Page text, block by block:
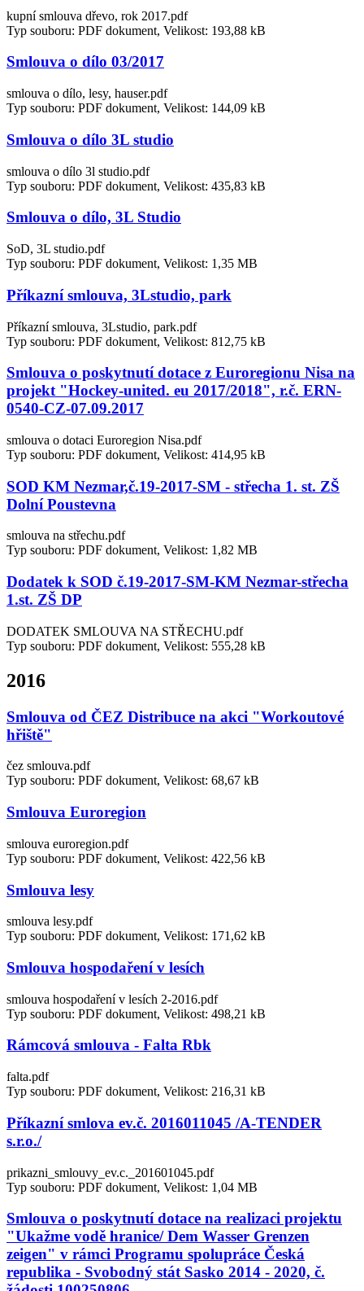
kupní smlouva dřevo, rok 2017.pdf
Typ souboru: PDF dokument, Velikost: 193,88 kB
Smlouva o dílo 03/2017
smlouva o dílo, lesy, hauser.pdf
Typ souboru: PDF dokument, Velikost: 144,09 kB
Smlouva o dílo 3L studio
smlouva o dílo 3l studio.pdf
Typ souboru: PDF dokument, Velikost: 435,83 kB
Smlouva o dílo, 3L Studio
SoD, 3L studio.pdf
Typ souboru: PDF dokument, Velikost: 1,35 MB
Příkazní smlouva, 3Lstudio, park
Příkazní smlouva, 3Lstudio, park.pdf
Typ souboru: PDF dokument, Velikost: 812,75 kB
Smlouva o poskytnutí dotace z Euroregionu Nisa na
projekt "Hockey-united. eu 2017/2018", r.č. ERN-
0540-CZ-07.09.2017
smlouva o dotaci Euroregion Nisa.pdf
Typ souboru: PDF dokument, Velikost: 414,95 kB
SOD KM Nezmar,č.19-2017-SM - střecha 1. st. ZŠ
Dolní Poustevna
smlouva na střechu.pdf
Typ souboru: PDF dokument, Velikost: 1,82 MB
Dodatek k SOD č.19-2017-SM-KM Nezmar-střecha
1.st. ZŠ DP
DODATEK SMLOUVA NA STŘECHU.pdf
Typ souboru: PDF dokument, Velikost: 555,28 kB
2016
Smlouva od ČEZ Distribuce na akci "Workoutové
hřiště"
čez smlouva.pdf
Typ souboru: PDF dokument, Velikost: 68,67 kB
Smlouva Euroregion
smlouva euroregion.pdf
Typ souboru: PDF dokument, Velikost: 422,56 kB
Smlouva lesy
smlouva lesy.pdf
Typ souboru: PDF dokument, Velikost: 171,62 kB
Smlouva hospodaření v lesích
smlouva hospodaření v lesích 2-2016.pdf
Typ souboru: PDF dokument, Velikost: 498,21 kB
Rámcová smlouva - Falta Rbk
falta.pdf
Typ souboru: PDF dokument, Velikost: 216,31 kB
Příkazní smlova ev.č. 2016011045 /A-TENDER
s.r.o./
prikazni_smlouvy_ev.c._201601045.pdf
Typ souboru: PDF dokument, Velikost: 1,04 MB
Smlouva o poskytnutí dotace na realizaci projektu
"Ukažme vodě hranice/ Dem Wasser Grenzen
zeigen" v rámci Programu spolupráce Česká
republika - Svobodný stát Sasko 2014 - 2020, č.